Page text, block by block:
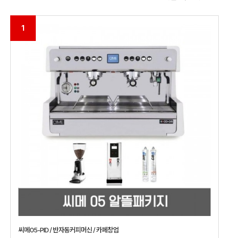
1
씨메05-PID / 반자동커피머신 / 카페창업